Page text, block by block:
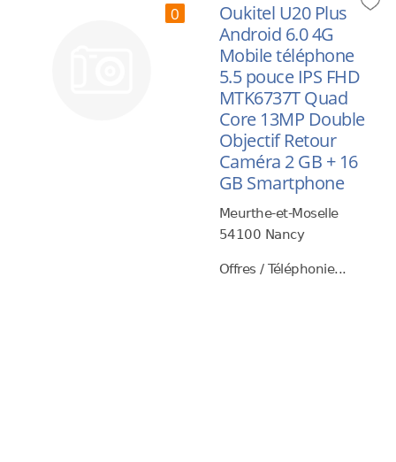
0
Oukitel U20 Plus
Android 6.0 4G
Mobile téléphone
5.5 pouce IPS FHD
MTK6737T Quad
Core 13MP Double
Objectif Retour
Caméra 2 GB + 16
GB Smartphone
Meurthe-et-Moselle
54100 Nancy
Offres / Téléphonie...